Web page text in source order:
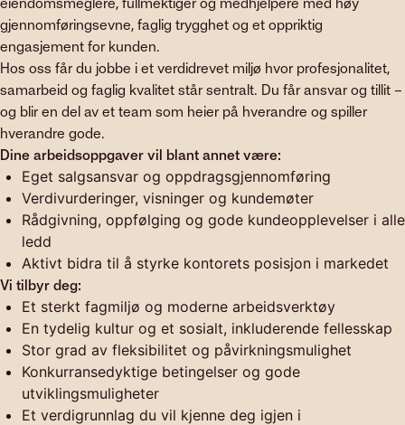
gjennomføringsevne, faglig trygghet og et oppriktig
engasjement for kunden.
Hos oss får du jobbe i et verdidrevet miljø hvor profesjonalitet,
samarbeid og faglig kvalitet står sentralt. Du får ansvar og tillit –
og blir en del av et team som heier på hverandre og spiller
hverandre gode.
Dine arbeidsoppgaver vil blant annet være:
Eget salgsansvar og oppdragsgjennomføring
Verdivurderinger, visninger og kundemøter
Rådgivning, oppfølging og gode kundeopplevelser i alle
ledd
Aktivt bidra til å styrke kontorets posisjon i markedet
Vi tilbyr deg:
Et sterkt fagmiljø og moderne arbeidsverktøy
En tydelig kultur og et sosialt, inkluderende fellesskap
Stor grad av fleksibilitet og påvirkningsmulighet
Konkurransedyktige betingelser og gode
utviklingsmuligheter
Et verdigrunnlag du vil kjenne deg igjen i